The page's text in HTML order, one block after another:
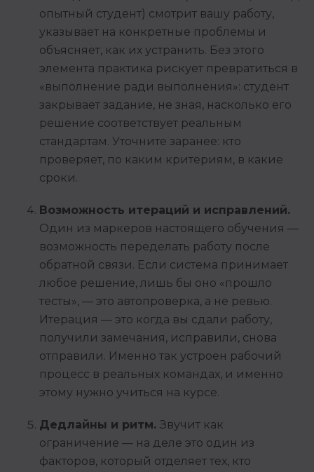
опытный студент) смотрит вашу работу,
указывает на конкретные проблемы и
объясняет, как их устранить. Без этого
элемента практика рискует превратиться в
«выполнение ради выполнения»: студент
закрывает задание, не зная, насколько его
решение соответствует реальным
стандартам. Уточните заранее: кто
проверяет, по каким критериям, в какие
сроки.
Возможность итераций и исправлений.
Один из маркеров настоящего обучения —
возможность переделать работу после
обратной связи. Если система принимает
любое решение, лишь бы оно «прошло
тесты», — это автопроверка, а не ревью.
Итерация — это когда вы сдали работу,
получили замечания, исправили, снова
отправили. Именно так устроен рабочий
процесс в реальных командах, и именно
этому нужно учиться на курсе.
Дедлайны и ритм. Звучит как
ограничение — на деле это один из
факторов, который отделяет тех, кто